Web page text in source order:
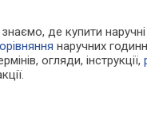
де купити
наручних
огляди, інструкції,